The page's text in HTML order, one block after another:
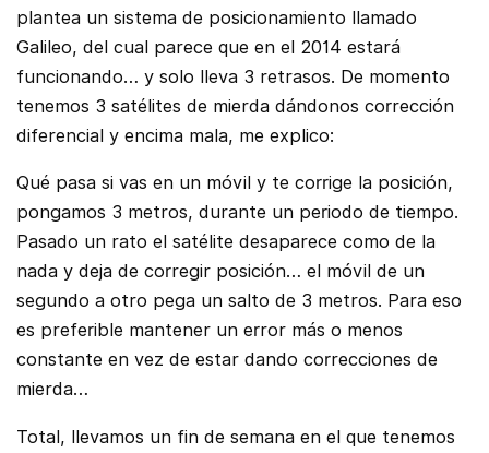
plantea un sistema de posicionamiento llamado
Galileo, del cual parece que en el 2014 estará
funcionando… y solo lleva 3 retrasos. De momento
tenemos 3 satélites de mierda dándonos corrección
diferencial y encima mala, me explico:
Qué pasa si vas en un móvil y te corrige la posición,
pongamos 3 metros, durante un periodo de tiempo.
Pasado un rato el satélite desaparece como de la
nada y deja de corregir posición… el móvil de un
segundo a otro pega un salto de 3 metros. Para eso
es preferible mantener un error más o menos
constante en vez de estar dando correcciones de
mierda…
Total, llevamos un fin de semana en el que tenemos